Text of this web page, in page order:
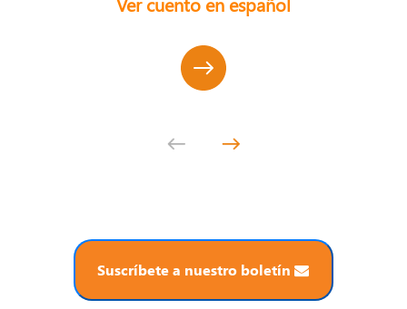
Suscríbete a nuestro boletín